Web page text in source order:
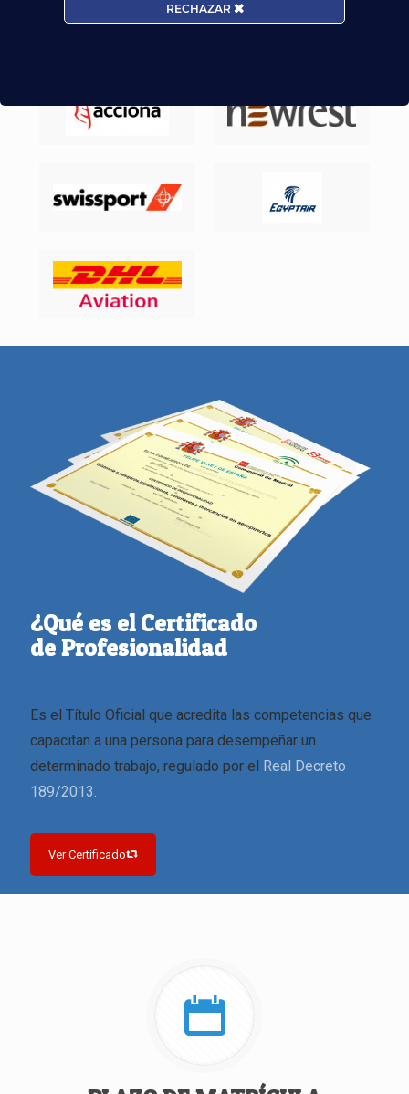
¿Qué es el Certificado
de Profesionalidad
Es el Título Oficial que acredita las competencias que
capacitan a una persona para desempeñar un
determinado trabajo, regulado por el
Real Decreto
189/2013.
Ver Certificado
RECHAZAR